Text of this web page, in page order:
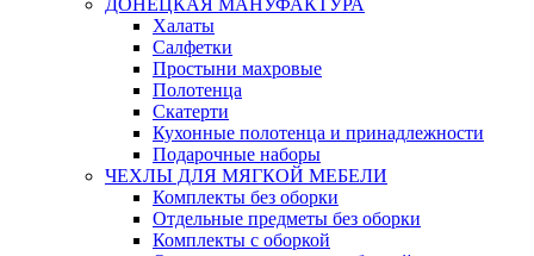
ДОНЕЦКАЯ МАНУФАКТУРА
Халаты
Салфетки
Простыни махровые
Полотенца
Скатерти
Кухонные полотенца и принадлежности
Подарочные наборы
ЧЕХЛЫ ДЛЯ МЯГКОЙ МЕБЕЛИ
Комплекты без оборки
Отдельные предметы без оборки
Комплекты с оборкой